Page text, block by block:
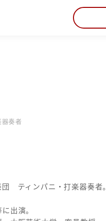
奏者
ティンパニ・打楽器奏者。
出演。